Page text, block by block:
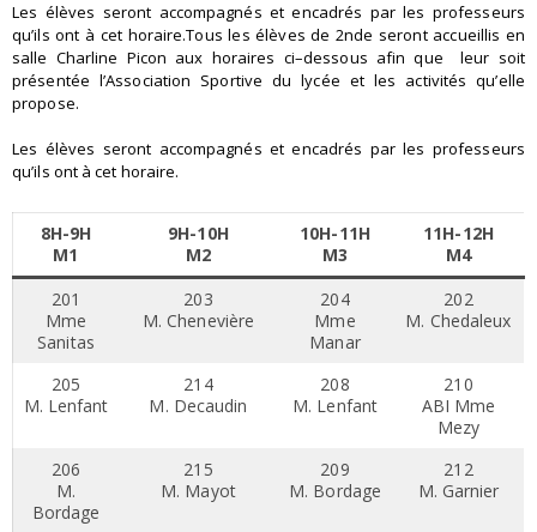
Les élèves seront accompagnés et encadrés par les professeurs
qu’ils ont à cet horaire.Tous les élèves de 2nde seront accueillis en
salle Charline Picon aux horaires ci–dessous afin queleur soit
présentée l’Association Sportive du lycée et les activités qu’elle
propose.
Les élèves seront accompagnés et encadrés par les professeurs
qu’ils ont à cet horaire.
8H-9H
M1
9H-10H
M2
10H-11H
M3
11H-12H
M4
201
Mme
Sanitas
203
M. Chenevière
204
Mme
Manar
202
M. Chedaleux
205
M. Lenfant
214
M. Decaudin
208
M. Lenfant
210
ABI Mme
Mezy
206
M.
Bordage
215
M. Mayot
209
M. Bordage
212
M. Garnier